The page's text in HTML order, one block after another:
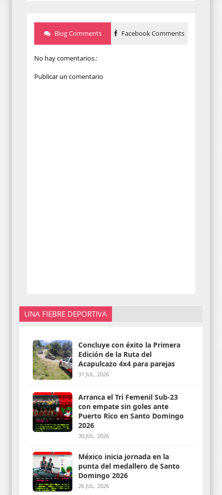
Blog Comments Facebook Comments
No hay comentarios.:
Publicar un comentario
UNA FIEBRE DEPORTIVA
Concluye con éxito la Primera
Edición de la Ruta del
Acapulcazo 4x4 para parejas
31 JUL. 2026
Arranca el Tri Femenil Sub-23
con empate sin goles ante
Puerto Rico en Santo Domingo
2026
30 JUL. 2026
México inicia jornada en la
punta del medallero de Santo
Domingo 2026
26 JUL. 2026